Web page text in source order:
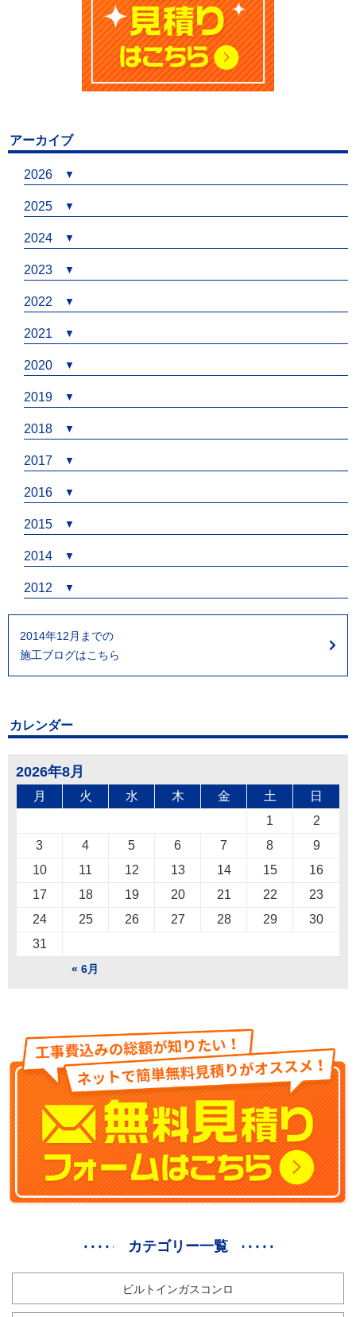
アーカイブ
2026
2025
2024
2023
2022
2021
2020
2019
2018
2017
2016
2015
2014
2012
2014年12月までの
施工ブログはこちら
カレンダー
2026年8月
月 火 水 木 金 土 日
« 6月
1
2
3
4 5 6 7 8
9
10
11 12 13 14 15
16
17
18 19 20 21 22
23
24
25 26 27 28 29
30
31
カテゴリー一覧
ビルトインガスコンロ